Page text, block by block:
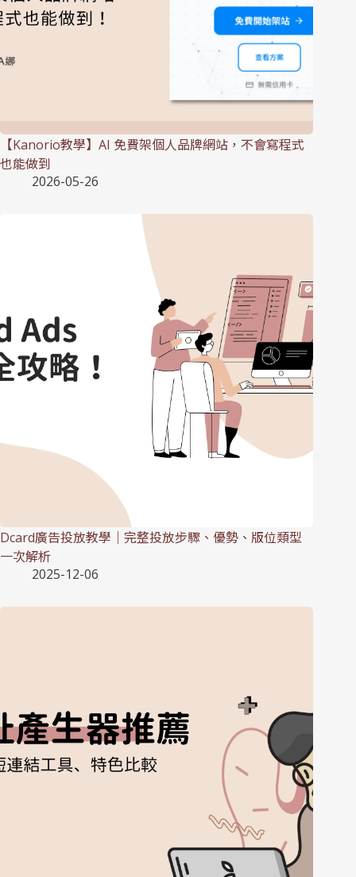
【Kanorio教學】AI 免費架個人品牌網站，不會寫程式
也能做到
2026-05-26
Dcard廣告投放教學｜完整投放步驟、優勢、版位類型
一次解析
2025-12-06